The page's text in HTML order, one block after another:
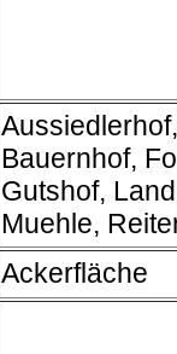
Bauernhof,
Gutshof,
Muehle,
Ackerfläche